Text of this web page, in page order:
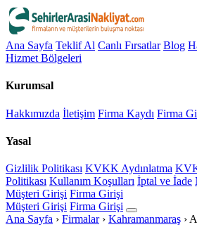
Ana Sayfa Teklif Al Canlı Fırsatlar Blog
Hizmet Bölgeleri
Kurumsal
Hakkımızda İletişim Firma Kaydı Firma
Yasal
Gizlilik Politikası KVKK Aydınlatma
Politikası Kullanım Koşulları İptal ve İade
Müşteri Girişi Firma Girişi
Müşteri Girişi Firma Girişi
Ana Sayfa › Firmalar › Kahramanmaraş ›